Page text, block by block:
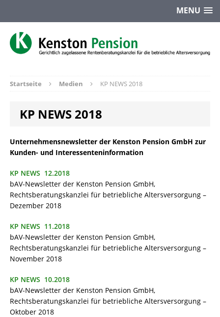
MENU
Startseite Medien KP NEWS 2018
KP NEWS 2018
Unternehmensnewsletter der Kenston Pension GmbH zur
Kunden- und Interessenteninformation
KP NEWS 12.2018
bAV-Newsletter der Kenston Pension GmbH,
Rechtsberatungskanzlei für betriebliche Altersversorgung –
Dezember 2018
KP NEWS 11.2018
bAV-Newsletter der Kenston Pension GmbH,
Rechtsberatungskanzlei für betriebliche Altersversorgung –
November 2018
KP NEWS 10.2018
bAV-Newsletter der Kenston Pension GmbH,
Rechtsberatungskanzlei für betriebliche Altersversorgung –
Oktober 2018